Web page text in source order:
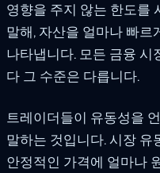
영향을 주지 않는 한도를
말해, 자산을 얼마나 빠
나타냅니다. 모든 금융
다 그 수준은 다릅니다.
트레이더들이 유동성을
말하는 것입니다. 시장
안정적인 가격에 얼마나